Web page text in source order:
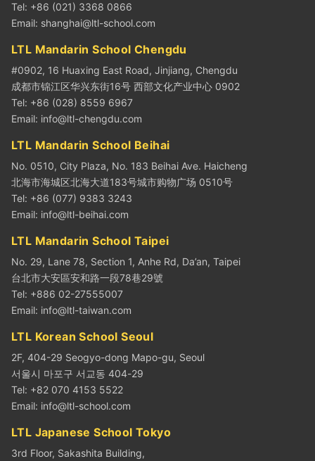
Tel: +86 (021) 3368 0866
Email: shanghai@ltl-school.com
LTL Mandarin School Chengdu
#0902, 16 Huaxing East Road, Jinjiang, Chengdu
成都市锦江区华兴东街16号 西部文化产业中心 0902
Tel: +86 (028) 8559 6967
Email: info@ltl-chengdu.com
LTL Mandarin School Beihai
No. 0510, City Plaza, No. 183 Beihai Ave. Haicheng
北海市海城区北海大道183号城市购物广场 0510号
Tel: +86 (077) 9383 3243
Email: info@ltl-beihai.com
LTL Mandarin School Taipei
No. 29, Lane 78, Section 1, Anhe Rd, Da’an, Taipei
台北市大安區安和路一段78巷29號
Tel: +886 02-27555007
Email: info@ltl-taiwan.com
LTL Korean School Seoul
2F, 404-29 Seogyo-dong Mapo-gu, Seoul
서울시 마포구 서교동 404-29
Tel: +82 070 4153 5522
Email: info@ltl-school.com
LTL Japanese School Tokyo
3rd Floor, Sakashita Building,